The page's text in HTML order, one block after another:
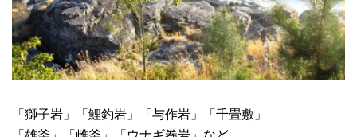
「獅子岩」「鯉釣岩」「与作岩」「千畳敷」